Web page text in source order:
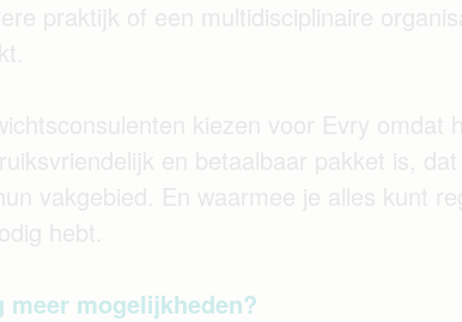
meer mogelijkheden?